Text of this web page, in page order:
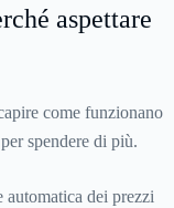
aspettare
come funzionano
spendere di più.
dei prezzi